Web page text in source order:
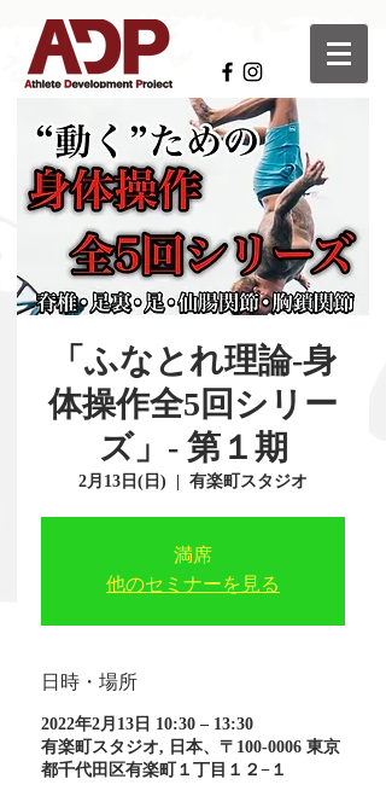
「ふなとれ理論-身
体操作全5回シリー
ズ」- 第１期
2月13日(日) 有楽町スタジオ
満席
他のセミナーを見る
日時・場所
2022年2月13日 10:30 – 13:30
有楽町スタジオ, 日本、〒100-0006 東京
都千代田区有楽町１丁目１２−１